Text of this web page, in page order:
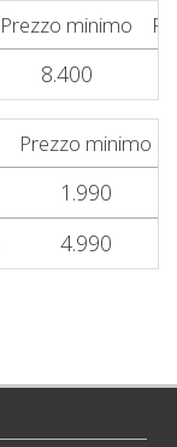
Prezzo minimo
8.400
Prezzo minimo
1.990
4.990